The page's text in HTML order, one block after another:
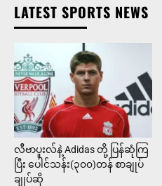
LATEST SPORTS NEWS
လီဗာပူးလ်နဲ့ Adidas တို့ ပြန်ဆုံကြ
ပြီး ပေါင်သန်း(၃၀၀)တန် စာချုပ်
ချုပ်ဆို